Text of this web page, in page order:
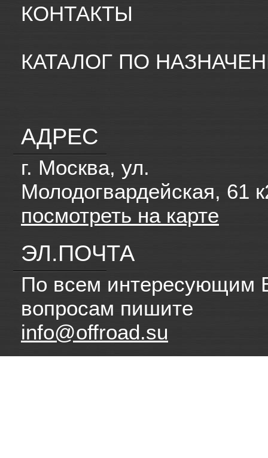
КОНТАКТЫ
КАТАЛОГ ПО
АДРЕС
г. Москва, ул.
Молодогвардейская, 61
посмотреть на карте
ЭЛ.ПОЧТА
По всем интересующим
вопросам пишите
info@offroad.su